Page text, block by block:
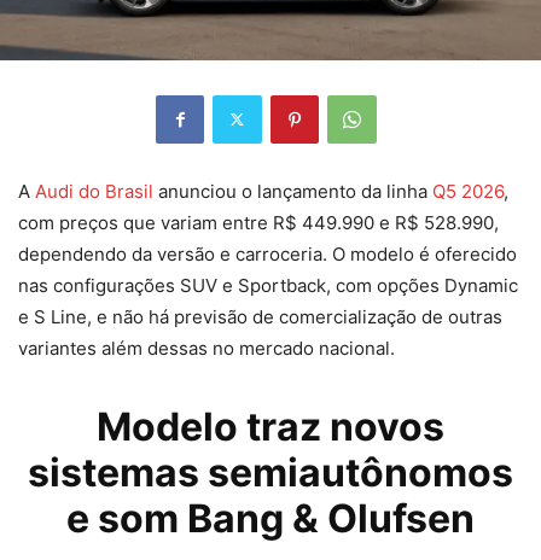
A Audi do Brasil anunciou o lançamento da linha Q5 2026,
com preços que variam entre R$ 449.990 e R$ 528.990,
dependendo da versão e carroceria. O modelo é oferecido
nas configurações SUV e Sportback, com opções Dynamic
e S Line, e não há previsão de comercialização de outras
variantes além dessas no mercado nacional.
Modelo traz novos
sistemas semiautônomos
e som Bang & Olufsen